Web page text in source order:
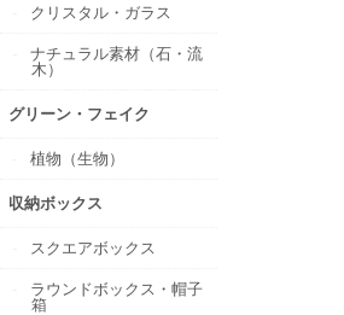
クリスタル・ガラス
ナチュラル素材（石・流
木）
グリーン・フェイク
植物（生物）
収納ボックス
スクエアボックス
ラウンドボックス・帽子
箱